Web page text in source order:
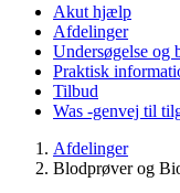
Akut hjælp
Afdelinger
Undersøgelse og
Praktisk
Tilbud
Was -genvej til
Afdelinger
Blodprøver og